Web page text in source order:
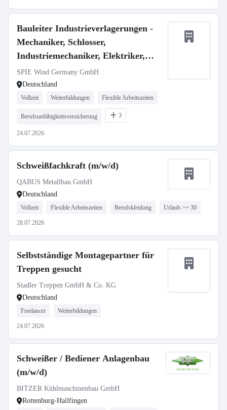
Bauleiter Industrieverlagerungen -
Mechaniker, Schlosser,
Industriemechaniker, Elektriker,
Techniker m/w/d
SPIE Wind Germany GmbH
Deutschland
Vollzeit Weiterbildungen Flexible Arbeitszeiten
Berufsunfähigkeitsversicherung 3
24.07.2026
Schweißfachkraft (m/w/d)
QABUS Metallbau GmbH
Deutschland
Vollzeit Flexible Arbeitszeiten Berufskleidung Urlaub >= 30
28.07.2026
Selbstständige Montagepartner für
Treppen gesucht
Stadler Treppen GmbH & Co. KG
Deutschland
Freelancer Weiterbildungen
24.07.2026
Schweißer / Bediener Anlagenbau
(m/w/d)
BITZER Kühlmaschinenbau GmbH
Rottenburg-Hailfingen